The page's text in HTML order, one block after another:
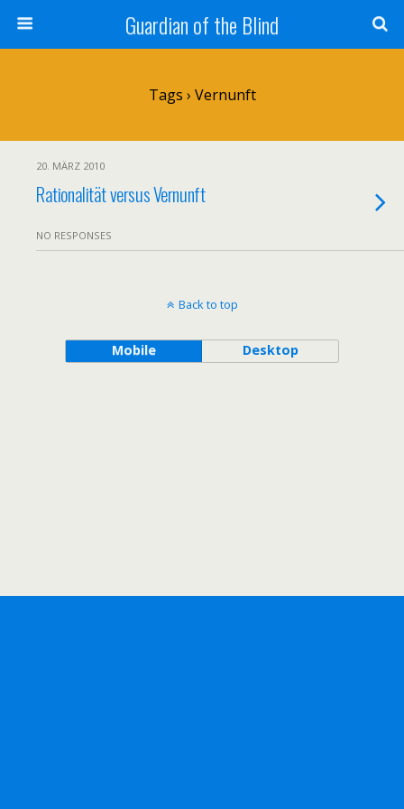
Guardian of the Blind
Tags › Vernunft
20. MÄRZ 2010
Rationalität versus Vernunft
NO RESPONSES
Back to top
Mobile Desktop